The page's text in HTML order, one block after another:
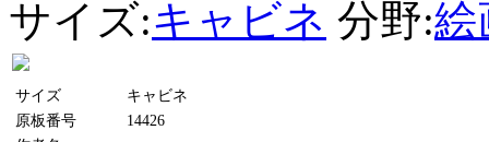
サイズ:キャビネ 分野:絵
サイズ
キャビネ
原板番号
14426